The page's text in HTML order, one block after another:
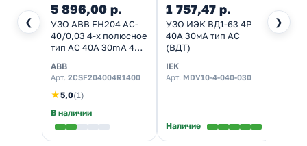
❮ ❯
5 896,00 р.
УЗО ABB FH204 AC-
40/0,03 4-х полюсное
тип AC 40A 30mA 4
(2CSF204002R1400)
(ВДТ)
ABB
Арт. 2CSF204004R1400
★5,0(1)
В наличии
1 757,47 р.
УЗО ИЭК ВД1-63 4Р
40А 30мА тип AC
(ВДТ)
IEK
Арт. MDV10-4-040-030
Наличие
1